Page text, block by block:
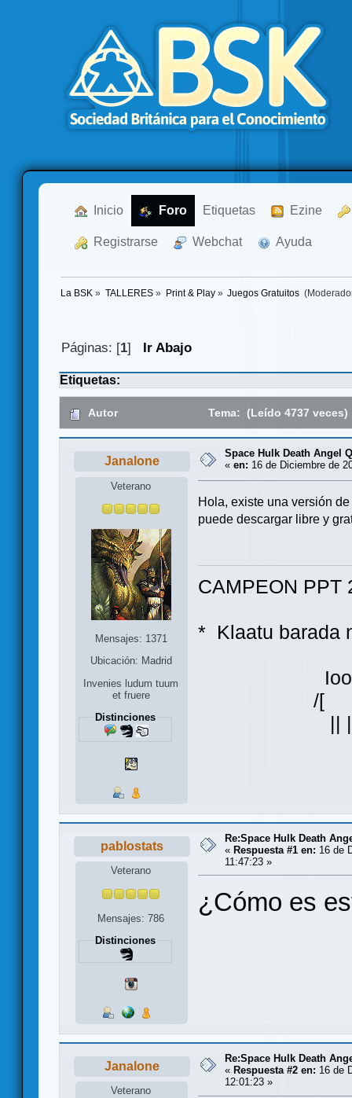
Inicio Foro Etiquetas Ezine
Registrarse Webchat Ayuda
La BSK » TALLERES» Print & Play» Juegos Gratuitos
Páginas: [1] Ir Abajo
Etiquetas:
Autor Tema: (Leído 4737 veces)
Janalone
Veterano
Mensajes: 1371
Ubicación: Madrid
Invenies ludum tuum
et fruere
Distinciones
Space Hulk Death Angel
« en: 16 de Diciembre de
Hola, existe una versión
puede descargar libre y
CAMPEON PPT
* Klaatu
/[ ]\
||
pablostats
Veterano
Mensajes: 786
Distinciones
Re:Space Hulk Death
« Respuesta #1 en: 16 de
11:47:23 »
¿Cómo es
Janalone
Veterano
Re:Space Hulk Death
« Respuesta #2 en: 16 de
12:01:23 »